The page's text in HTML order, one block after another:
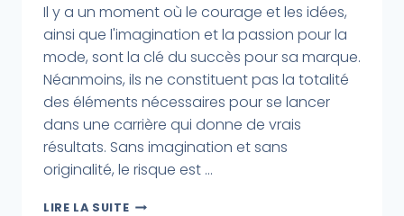
Il y a un moment où le courage et les idées,
ainsi que l'imagination et la passion pour la
mode, sont la clé du succès pour sa marque.
Néanmoins, ils ne constituent pas la totalité
des éléments nécessaires pour se lancer
dans une carrière qui donne de vrais
résultats. Sans imagination et sans
originalité, le risque est ...
LIRE LA SUITE